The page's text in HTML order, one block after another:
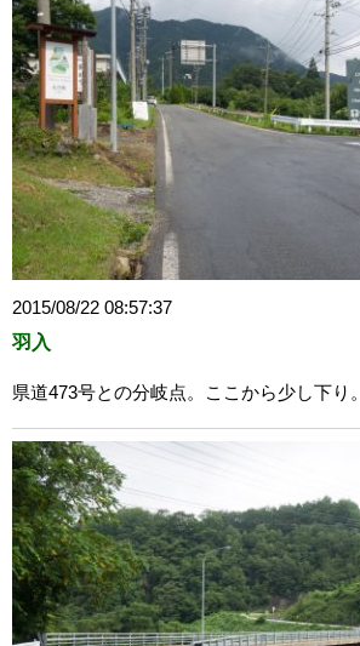
2015/08/22 08:57:37
羽入
県道473号との分岐点。ここから少し下り。